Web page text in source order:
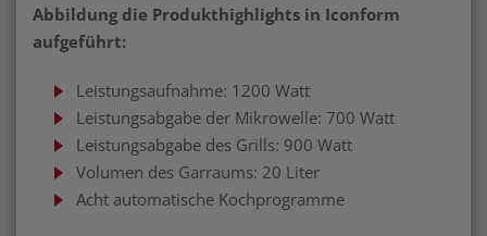
Abbildung die Produkthighlights in Iconform
aufgeführt:
Leistungsaufnahme: 1200 Watt
Leistungsabgabe der Mikrowelle: 700 Watt
Leistungsabgabe des Grills: 900 Watt
Volumen des Garraums: 20 Liter
Acht automatische Kochprogramme